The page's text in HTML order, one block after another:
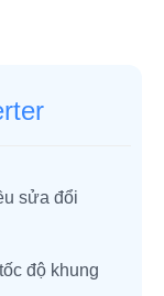
sửa đổi
độ khung